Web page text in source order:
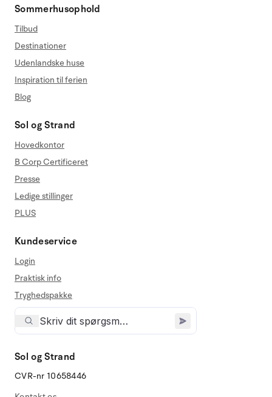
Sommerhusophold
Tilbud
Destinationer
Udenlandske huse
Inspiration til ferien
Blog
Sol og Strand
Hovedkontor
B Corp Certificeret
Presse
Ledige stillinger
PLUS
Kundeservice
Login
Praktisk info
Tryghedspakke
Sol og Strand
CVR-nr 10658446